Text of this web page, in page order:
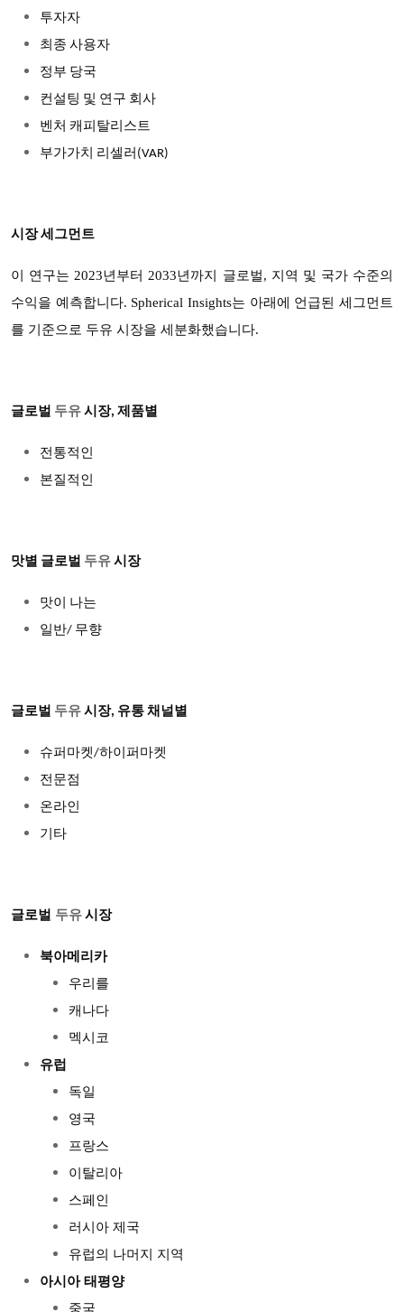
투자자
최종 사용자
정부 당국
컨설팅 및 연구 회사
벤처 캐피탈리스트
부가가치 리셀러(VAR)
시장 세그먼트
이 연구는 2023년부터 2033년까지 글로벌, 지역 및 국가 수준의
수익을 예측합니다. Spherical Insights는 아래에 언급된 세그먼트
를 기준으로 두유 시장을 세분화했습니다.
글로벌 두유 시장, 제품별
전통적인
본질적인
맛별 글로벌 두유 시장​​
맛이 나는
일반/ 무향
글로벌 두유 시장, 유통 채널별
슈퍼마켓/하이퍼마켓
전문점
온라인
기타
글로벌 두유 시장
북아메리카
우리를
캐나다
멕시코
유럽
독일
영국
프랑스
이탈리아
스페인
러시아 제국
유럽의 나머지 지역
아시아 태평양
중국